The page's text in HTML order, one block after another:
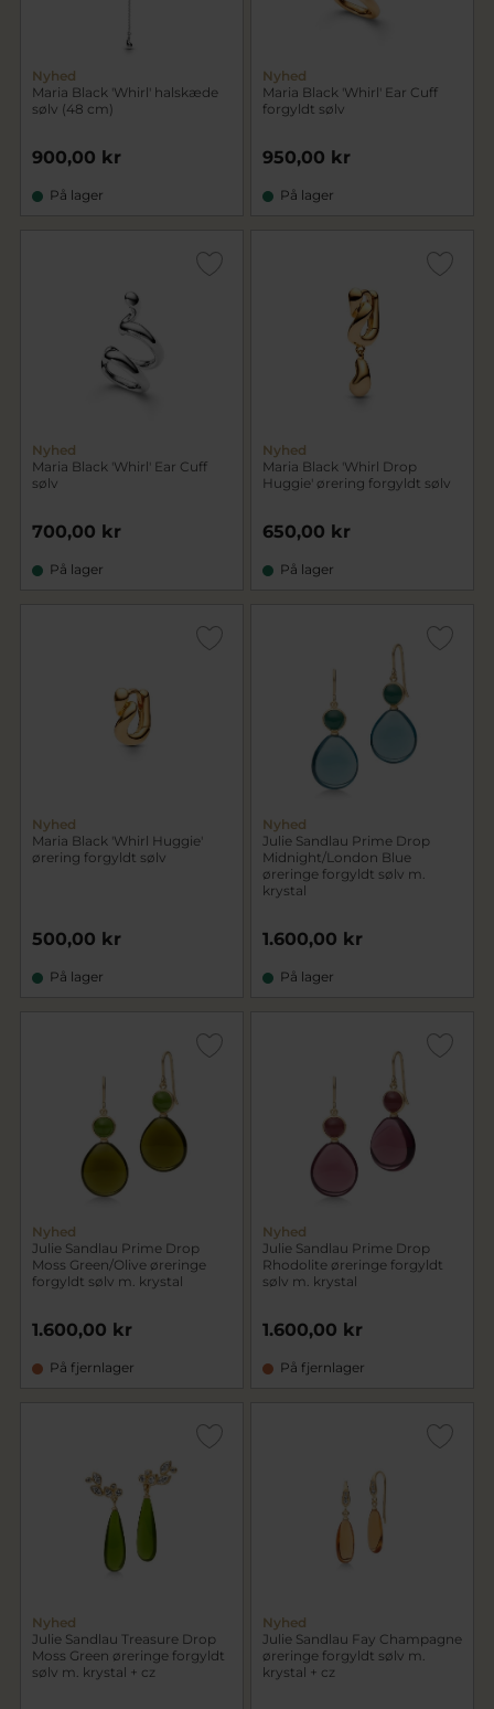
Nyhed
Maria Black 'Whirl' halskæde
sølv (48 cm)
900,00 kr
På lager
Nyhed
Maria Black 'Whirl' Ear Cuff
forgyldt sølv
950,00 kr
På lager
Nyhed
Maria Black 'Whirl' Ear Cuff
sølv
700,00 kr
På lager
Nyhed
Maria Black 'Whirl Drop
Huggie' ørering forgyldt sølv
650,00 kr
På lager
Nyhed
Maria Black 'Whirl Huggie'
ørering forgyldt sølv
500,00 kr
På lager
Nyhed
Julie Sandlau Prime Drop
Midnight/London Blue
øreringe forgyldt sølv m.
krystal
1.600,00 kr
På lager
Nyhed
Julie Sandlau Prime Drop
Moss Green/Olive øreringe
forgyldt sølv m. krystal
1.600,00 kr
På fjernlager
Nyhed
Julie Sandlau Prime Drop
Rhodolite øreringe forgyldt
sølv m. krystal
1.600,00 kr
På fjernlager
Nyhed
Julie Sandlau Treasure Drop
Moss Green øreringe forgyldt
sølv m. krystal + cz
Nyhed
Julie Sandlau Fay Champagne
øreringe forgyldt sølv m.
krystal + cz